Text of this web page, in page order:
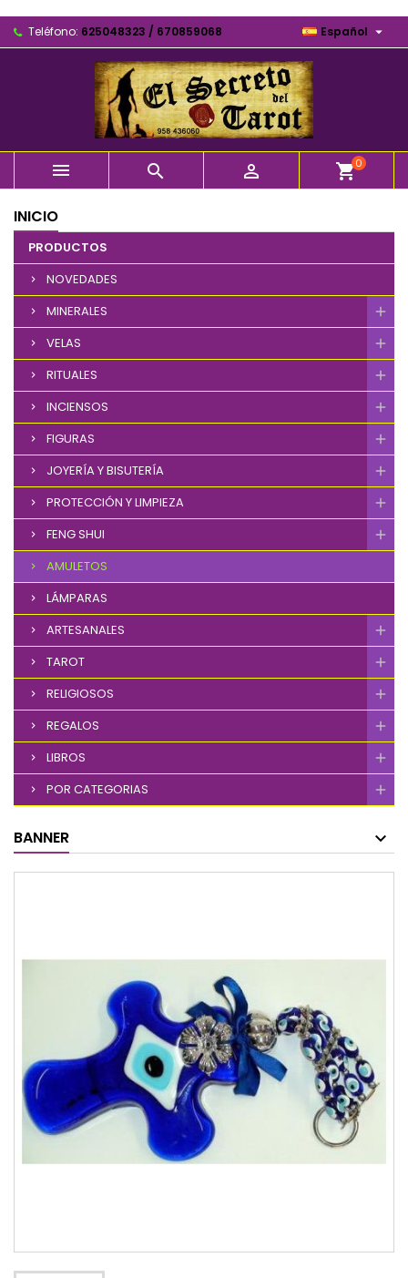
Teléfono: 625048323 / 670859068 Español 
   shopping_cart0
INICIO
PRODUCTOS
NOVEDADES
MINERALES
VELAS
RITUALES
INCIENSOS
FIGURAS
JOYERÍA Y BISUTERÍA
PROTECCIÓN Y LIMPIEZA
FENG SHUI
AMULETOS
LÁMPARAS
ARTESANALES
TAROT
RELIGIOSOS
REGALOS
LIBROS
POR CATEGORIAS
BANNER